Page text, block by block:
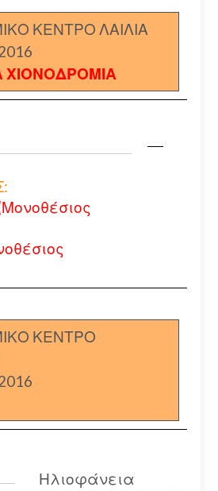
ΚΕΝΤΡΟ ΛΑΙΛΙΑ
ΧΙΟΝΟΔΡΟΜΙΑ
ΚΕΝΤΡΟ
Ηλιοφάνεια